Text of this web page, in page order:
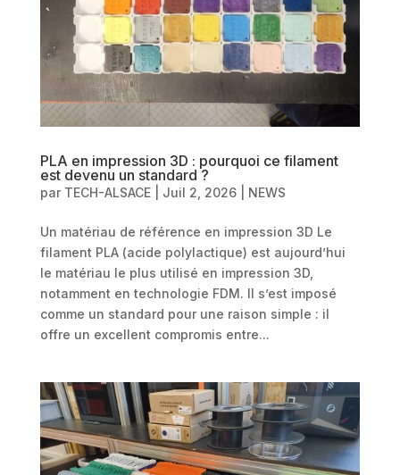
PLA en impression 3D : pourquoi ce filament
est devenu un standard ?
par TECH-ALSACE| Juil 2, 2026| NEWS
Un matériau de référence en impression 3D Le
filament PLA (acide polylactique) est aujourd’hui
le matériau le plus utilisé en impression 3D,
notamment en technologie FDM. Il s’est imposé
comme un standard pour une raison simple : il
offre un excellent compromis entre...